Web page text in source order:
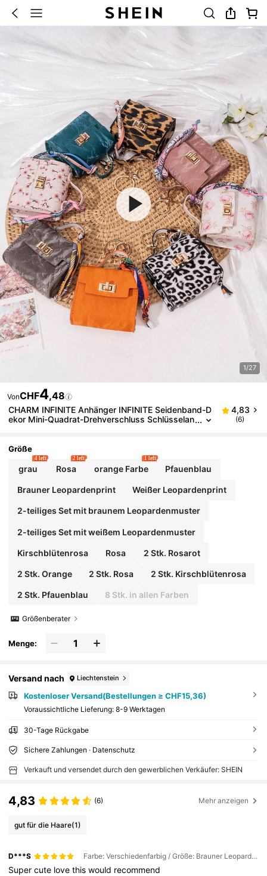
1/27
VonCHF4,48
CHARM INFINITE Anhänger INFINITE Seidenband-D
ekor Mini-Quadrat-Drehverschluss Schlüsselan
he, süßer Handtaschen-Anhänger
4,83
(6)
Größe
grau
4 left
Rosa
2 left
orange Farbe
1 left
Pfauenblau
Brauner Leopardenprint Weißer Leopardenprint
2-teiliges Set mit braunem Leopardenmuster
2-teiliges Set mit weißem Leopardenmuster
Kirschblütenrosa Rosa 2 Stk. Rosarot
2 Stk. Orange 2 Stk. Rosa 2 Stk. Kirschblütenrosa
2 Stk. Pfauenblau 8 Stk. in allen Farben
Größenberater
Menge:
Versand nach Liechtenstein
Kostenloser Versand(Bestellungen ≥ CHF15,36)
Voraussichtliche Lieferung: 8-9 Werktagen
30-Tage Rückgabe
Sichere Zahlungen · Datenschutz
Verkauft und versendet durch den gewerblichen Verkäufer: SHEIN
4,83 (6) Mehr anzeigen
gut für die Haare(1)
D***S Farbe: Verschiedenfarbig / Größe: Brauner Leopardenprint
Supercute lovethiswould recommend